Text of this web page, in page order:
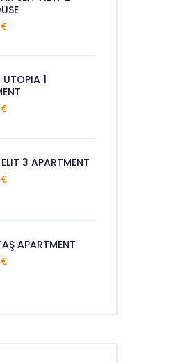
UTOPIA 1
3 APARTMENT
APARTMENT